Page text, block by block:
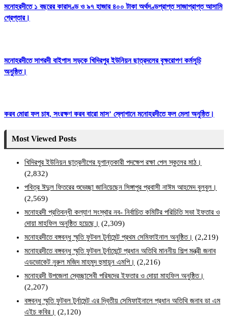
মনোহরদীতে ১ বছরের কারাদণ্ড ও ৯৭ হাজার ৪০০ টাকা অর্থদণ্ডপ্রাপ্ত সাজাপ্রাপ্ত আসামি
গ্রেপ্তার।
মনোহরদীতে সাগরদী বাইপাস সড়কে খিদিরপুর ইউনিয়ন ছাত্রদলের বৃক্ষরোপণ কর্মসূচি
অনুষ্ঠিত।
করব মোরা ফল চাষ, সংরক্ষণ করব বারো মাস’ স্লোগানে মনোহরদীতে ফল মেলা অনুষ্ঠিত।
Most Viewed Posts
খিদিরপুর ইউনিয়ন ছাত্রলীগের যুগান্তকারী পদক্ষেপ রক্ষা পেল স্কুলের মাঠ।
(2,832)
পবিত্র ঈদুল ফিতরের শুভেচ্ছা জানিয়েছেন সিঙ্গাপুর প্রবাসী নাঈম আহমেদ বুলবুল।
(2,569)
মনোহরদী প্রতিবন্ধী কল্যাণ সংস্থার নব- নির্বাচিত কমিটির পরিচিতি সভা ইফতার ও
দোয়া মাহফিল অনুষ্ঠিত হয়েছে। (2,309)
মনোহরদীতে বঙ্গবন্ধু স্মৃতি ফুটবল টুর্নামেন্ট প্রথম সেমিফাইনাল অনুষ্ঠিত। (2,219)
মনোহরদীতে বঙ্গবন্ধু স্মৃতি ফুটবল টুর্নামেন্টে প্রধান অতিথি মাননীয় শিল্প মন্ত্রী জনাব
এডভোকেট নুরুল মজিদ মাহমুদ হুমায়ূন এমপি। (2,216)
মনোহরদী উপজেলা স্বেচ্ছাসেবী পরিষদের ইফতার ও দোয়া মাহফিল অনুষ্ঠিত।
(2,207)
বঙ্গবন্ধু স্মৃতি ফুটবল টুর্নামেন্ট এর দ্বিতীয় সেমিফাইনালে প্রধান অতিথি জনাব ডা এম
এইচ কবির। (2,120)